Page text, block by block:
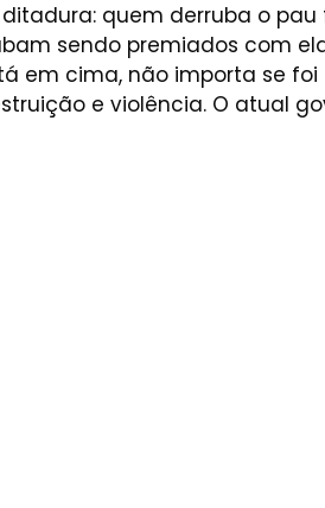
quem derruba o
sendo premiados com
em cima, não importa se foi
e violência. O atual